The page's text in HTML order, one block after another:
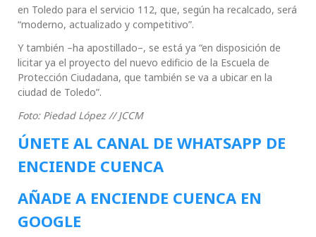
en Toledo para el servicio 112, que, según ha recalcado, será
“moderno, actualizado y competitivo”.
Y también –ha apostillado–, se está ya “en disposición de
licitar ya el proyecto del nuevo edificio de la Escuela de
Protección Ciudadana, que también se va a ubicar en la
ciudad de Toledo”.
Foto: Piedad López // JCCM
ÚNETE AL CANAL DE WHATSAPP DE
ENCIENDE CUENCA
AÑADE A ENCIENDE CUENCA EN
GOOGLE